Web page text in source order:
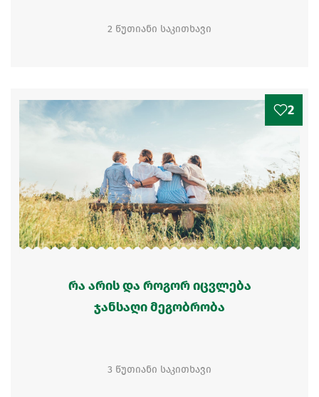
2 წუთიანი საკითხავი
2
რა არის და როგორ იცვლება
ჯანსაღი მეგობრობა
3 წუთიანი საკითხავი